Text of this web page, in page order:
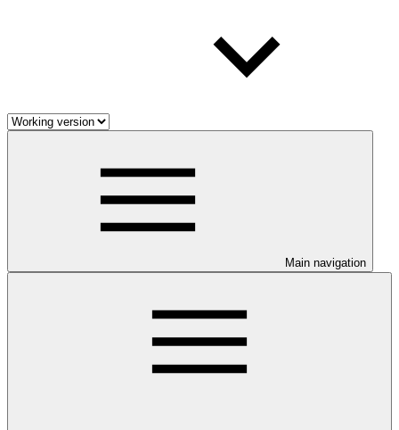
Main navigation